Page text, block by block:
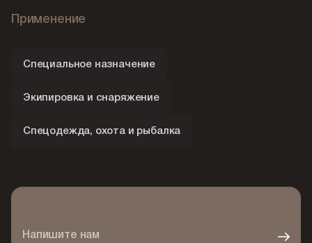
Применение
Специальное назначение
Экипировка и снаряжение
Спецодежда, охота и рыбалка
Напишите нам